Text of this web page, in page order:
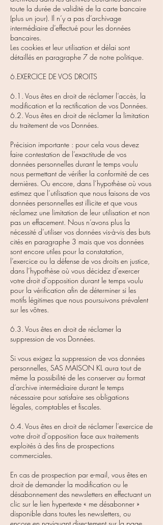
toute la durée de validité de la carte bancaire
(plus un jour). Il n’y a pas d’archivage
intermédiaire d’effectué pour les données
bancaires.
Les cookies et leur utilisation et délai sont
détaillés en paragraphe 7 de notre politique.
6.EXERCICE DE VOS DROITS
6.1. Vous êtes en droit de réclamer l’accès, la
modification et la rectification de vos Données.
6.2. Vous êtes en droit de réclamer la limitation
du traitement de vos Données.
Précision importante : pour cela vous devez
faire contestation de l’exactitude de vos
données personnelles durant le temps voulu
nous permettant de vérifier la conformité de ces
dernières. Ou encore, dans l’hypothèse où vous
estimez que l’utilisation que nous faisons de vos
données personnelles est illicite et que vous
réclamez une limitation de leur utilisation et non
pas un effacement. Nous n’avons plus la
nécessité d’utiliser vos données vis-à-vis des buts
cités en paragraphe 3 mais que vos données
sont encore utiles pour la constatation,
l’exercice ou la défense de vos droits en justice,
dans l’hypothèse où vous décidez d’exercer
votre droit d’opposition durant le temps voulu
pour la vérification afin de déterminer si les
motifs légitimes que nous poursuivons prévalent
sur les vôtres.
6.3. Vous êtes en droit de réclamer la
suppression de vos Données.
Si vous exigez la suppression de vos données
personnelles, SAS MAISON KL aura tout de
même la possibilité de les conserver au format
d’archive intermédiaire durant le temps
nécessaire pour satisfaire ses obligations
légales, comptables et fiscales.
6.4. Vous êtes en droit de réclamer l’exercice de
votre droit d’opposition face aux traitements
exploités à des fins de prospections
commerciales.
En cas de prospection par e-mail, vous êtes en
droit de demander la modification ou le
désabonnement des newsletters en effectuant un
clic sur le lien hypertexte « me désabonner »
disponible dans toutes les newsletters, ou